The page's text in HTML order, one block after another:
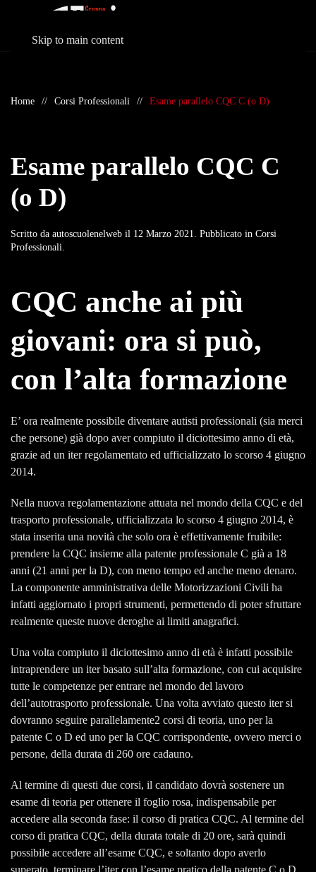
Skip to main content
Home Corsi Professionali Esame parallelo CQC C (o D)
Esame parallelo CQC C
(o D)
Scritto da autoscuolenelweb il 12 Marzo 2021 . Pubblicato in Corsi
Professionali
CQC anche ai più
giovani: ora si può,
con l’alta formazione
E’ ora realmente possibile diventare autisti professionali (sia merci
che persone) già dopo aver compiuto il diciottesimo anno di età,
grazie ad un iter regolamentato ed ufficializzato lo scorso 4 giugno
2014.
Nella nuova regolamentazione attuata nel mondo della CQC e del
trasporto professionale, ufficializzata lo scorso 4 giugno 2014, è
stata inserita una novità che solo ora è effettivamente fruibile:
prendere la CQC insieme alla patente professionale C già a 18
anni (21 anni per la D), con meno tempo ed anche meno denaro.
La componente amministrativa delle Motorizzazioni Civili ha
infatti aggiornato i propri strumenti, permettendo di poter sfruttare
realmente queste nuove deroghe ai limiti anagrafici.
Una volta compiuto il diciottesimo anno di età è infatti possibile
intraprendere un iter basato sull’alta formazione, con cui acquisire
tutte le competenze per entrare nel mondo del lavoro
dell’autotrasporto professionale. Una volta avviato questo iter si
dovranno seguire parallelamente2 corsi di teoria, uno per la
patente C o D ed uno per la CQC corrispondente, ovvero merci o
persone, della durata di 260 ore cadauno.
Al termine di questi due corsi, il candidato dovrà sostenere un
esame di teoria per ottenere il foglio rosa, indispensabile per
accedere alla seconda fase: il corso di pratica CQC. Al termine del
corso di pratica CQC, della durata totale di 20 ore, sarà quindi
possibile accedere all’esame CQC, e soltanto dopo averlo
superato, terminare l’iter con l’esame pratico della patente C o D.